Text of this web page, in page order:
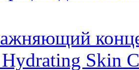
Hydrating Skin